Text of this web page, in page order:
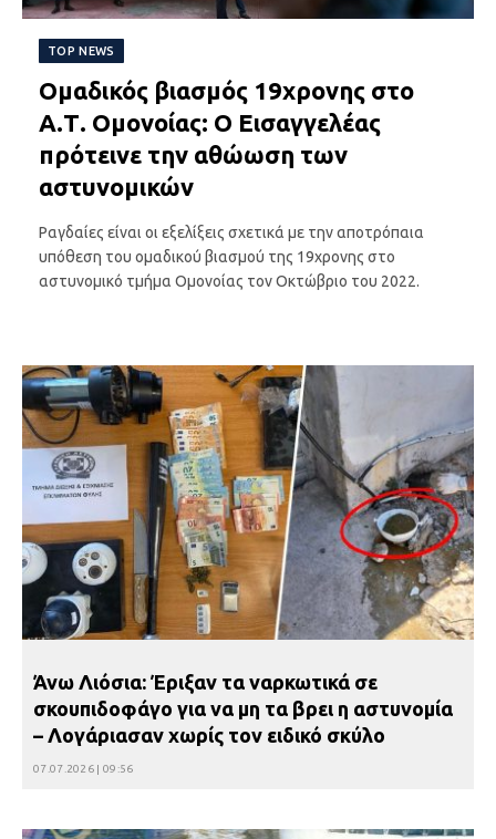
TOP NEWS
Ομαδικός βιασμός 19χρονης στο
Α.Τ. Ομονοίας: Ο Εισαγγελέας
πρότεινε την αθώωση των
αστυνομικών
Ραγδαίες είναι οι εξελίξεις σχετικά με την αποτρόπαια
υπόθεση του ομαδικού βιασμού της 19χρονης στο
αστυνομικό τμήμα Ομονοίας τον Οκτώβριο του 2022.
Άνω Λιόσια: Έριξαν τα ναρκωτικά σε
σκουπιδοφάγο για να μη τα βρει η αστυνομία
– Λογάριασαν χωρίς τον ειδικό σκύλο
07.07.2026 | 09:56